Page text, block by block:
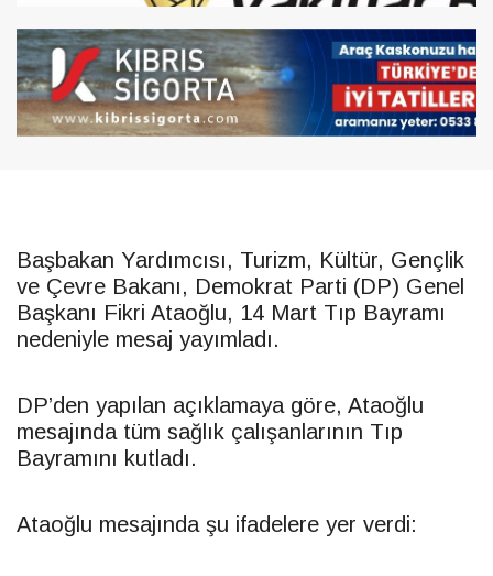
Başbakan Yardımcısı, Turizm, Kültür, Gençlik
ve Çevre Bakanı, Demokrat Parti (DP) Genel
Başkanı Fikri Ataoğlu, 14 Mart Tıp Bayramı
nedeniyle mesaj yayımladı.
DP’den yapılan açıklamaya göre, Ataoğlu
mesajında tüm sağlık çalışanlarının Tıp
Bayramını kutladı.
Ataoğlu mesajında şu ifadelere yer verdi: